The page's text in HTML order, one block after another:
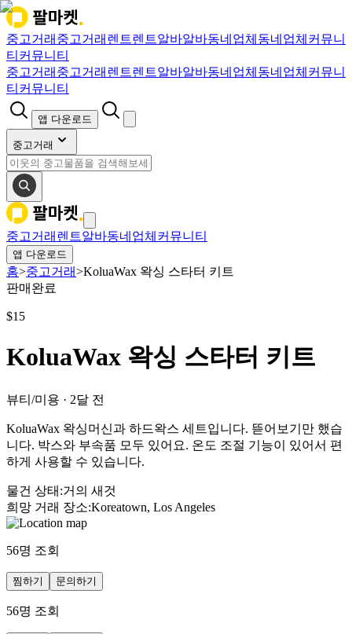
중고거래 중고거래 렌트렌트알바알바동네업체 동네업체 커뮤니
티 커뮤니티
중고거래 중고거래 렌트렌트알바알바동네업체 동네업체 커뮤니
티 커뮤니티
앱 다운로드
중고거래
중고거래 렌트알바동네업체 커뮤니티
앱 다운로드
홈>중고거래>KoluaWax 왁싱 스타터 키트
판매완료
$15
KoluaWax 왁싱 스타터 키트
뷰티/미용 · 2달 전
KoluaWax 왁싱머신과 하드왁스 세트입니다. 뜯어보기만 했습
니다. 박스와 부속품 모두 있어요. 온도 조절 기능이 있어서 편
하게 사용할 수 있습니다.
물건 상태 :거의 새것
희망 거래 장소:Koreatown, Los Angeles
56명 조회
찜하기 문의하기
56명 조회